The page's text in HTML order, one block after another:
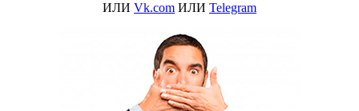
ИЛИ Vk.com ИЛИ Telegram